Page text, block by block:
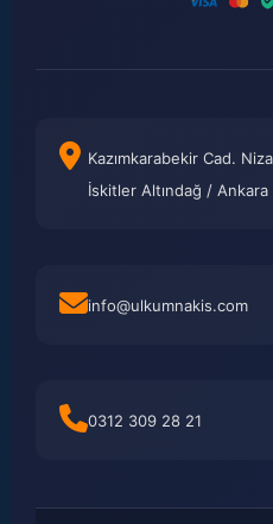
Kazımkarabekir Cad.
İskitler Altındağ / Ankara
info@ulkumnakis.com
0312 309 28 21